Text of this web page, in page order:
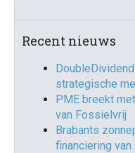
Recent nieuws
strategische
PME breekt
van Fossielvrij
Brabants
financiering